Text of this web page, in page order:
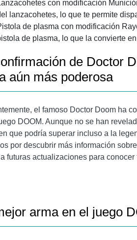
con modificación
lanzacohetes, lo que te permite
de plasma con modificación
de plasma, lo que la convierte
de Doctor
aún más poderosa
el famoso Doctor Doom ha
DOOM. Aunque no se han
que podría superar incluso a la
por descubrir más información
futuras actualizaciones para
arma en el juego